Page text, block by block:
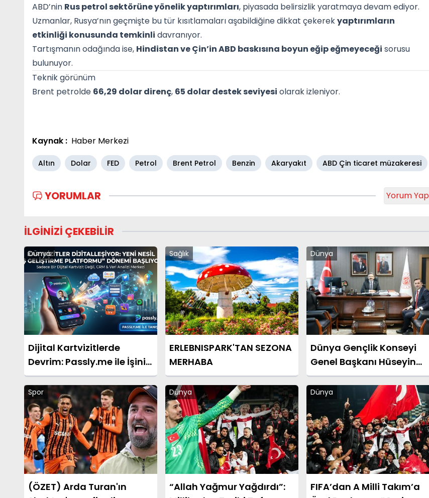
ABD’nin Rus petrol sektörüne yönelik yaptırımları, piyasada belirsizlik yaratmaya devam ediyor.
Uzmanlar, Rusya’nın geçmişte bu tür kısıtlamaları aşabildiğine dikkat çekerekyaptırımların
etkinliği konusunda temkinli davranıyor.
Tartışmanın odağında ise, Hindistan ve Çin’in ABD baskısına boyun eğip eğmeyeceği sorusu
bulunuyor.
Teknik görünüm
Brent petrolde 66,29 dolar direnç, 65 dolar destek seviyesi olarak izleniyor.
Kaynak : Haber Merkezi
Altın Dolar FED Petrol Brent Petrol Benzin Akaryakıt ABD Çin ticaret müzakeresi
YORUMLAR Yorum Yap
İLGİNİZİ ÇEKEBİLİR
Dünya
Dijital Kartvizitlerde
Devrim: Passly.me ile İşinizi
Tek Tıkla Büyütün
Sağlık
ERLEBNISPARK'TAN SEZONA
MERHABA
Dünya
Dünya Gençlik Konseyi
Genel Başkanı Hüseyin
Celep’ten Bakan
Yardımcısı Ahmet Aydın’a
Spor
(ÖZET) Arda Turan'ın
Dünya
“Allah Yağmur Yağdırdı”:
Dünya
FIFA’dan A Milli Takım’a